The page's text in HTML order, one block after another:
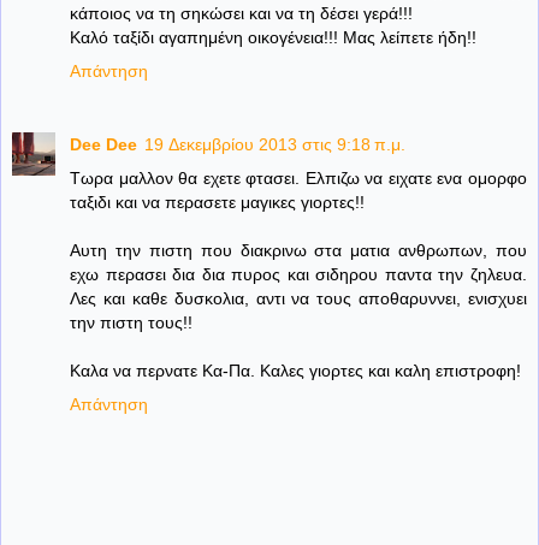
κάποιος να τη σηκώσει και να τη δέσει γερά!!!
Καλό ταξίδι αγαπημένη οικογένεια!!! Μας λείπετε ήδη!!
Απάντηση
Dee Dee 19 Δεκεμβρίου 2013 στις 9:18 π.μ.
Τωρα μαλλον θα εχετε φτασει. Ελπιζω να ειχατε ενα ομορφο
ταξιδι και να περασετε μαγικες γιορτες!!
Αυτη την πιστη που διακρινω στα ματια ανθρωπων, που
εχω περασει δια δια πυρος και σιδηρου παντα την ζηλευα.
Λες και καθε δυσκολια, αντι να τους αποθαρυννει, ενισχυει
την πιστη τους!!
Καλα να περνατε Κα-Πα. Καλες γιορτες και καλη επιστροφη!
Απάντηση